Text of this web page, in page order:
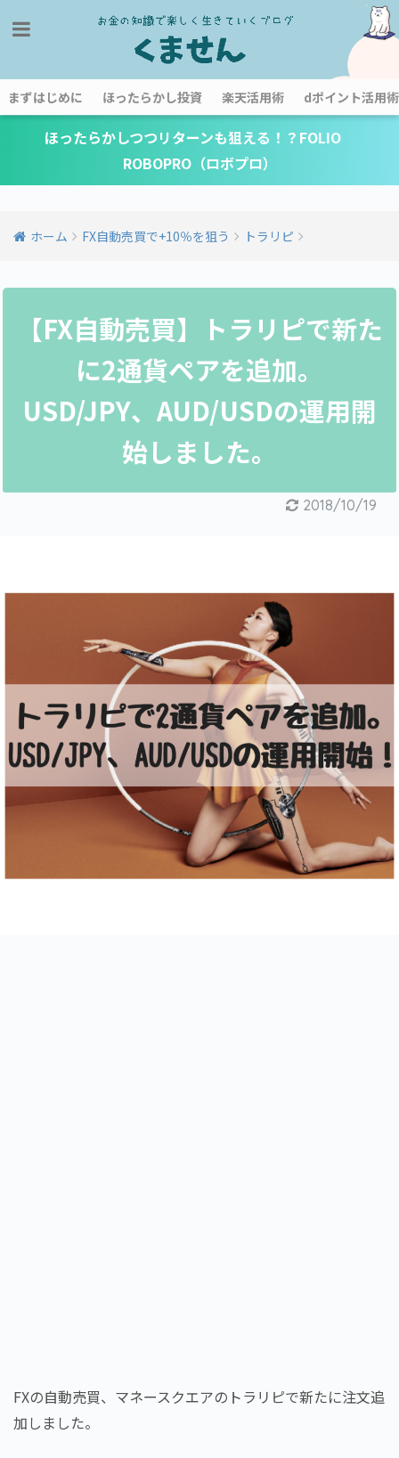
まずはじめに ほったらかし投資 楽天活用術 dポイント活用術
ほったらかしつつリターンも狙える！？FOLIO
ROBOPRO（ロボプロ）
ホーム FX自動売買で+10％を狙う トラリピ
【FX自動売買】トラリピで新た
に2通貨ペアを追加。
USD/JPY、AUD/USDの運用開
始しました。
2018/10/19
FXの自動売買、マネースクエアのトラリピで新たに注文追
加しました。